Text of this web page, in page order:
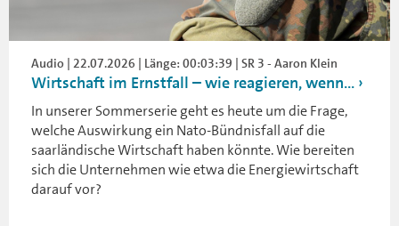
Audio | 22.07.2026 | Länge: 00:03:39 | SR 3 - Aaron Klein
Wirtschaft im Ernstfall – wie reagieren, wenn...
In unserer Sommerserie geht es heute um die Frage,
welche Auswirkung ein Nato-Bündnisfall auf die
saarländische Wirtschaft haben könnte. Wie bereiten
sich die Unternehmen wie etwa die Energiewirtschaft
darauf vor?